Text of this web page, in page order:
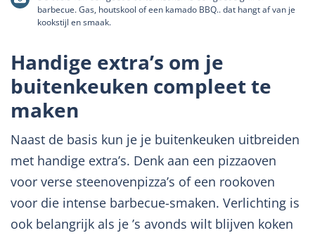
barbecue. Gas, houtskool of een kamado BBQ.. dat hangt af van je
kookstijl en smaak.
Handige extra’s om je
buitenkeuken compleet te
maken
Naast de basis kun je je buitenkeuken uitbreiden
met handige extra’s. Denk aan een pizzaoven
voor verse steenovenpizza’s of een rookoven
voor die intense barbecue-smaken. Verlichting is
ook belangrijk als je ’s avonds wilt blijven koken